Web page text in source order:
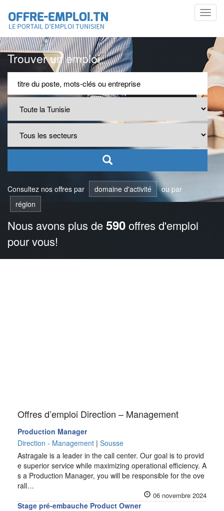
Trouver un emploi
Consultez nos offres par domaine d'activité
ou par
région
Nous avons plus de590offres d'emploi
pour vous!
Offres d’emploi Direction – Management
Production Manager
Direction - Management | Sousse
Astragale is a leader in the call center. Our goal is to provid
e superior service while maximizing operational efficiency. A
s a Production Manager, you will be responsible for the ove
rall…
06 novembre 2024
Stage pré-embauche Product Owner